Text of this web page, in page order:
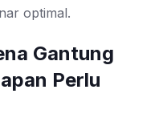
optimal.
Gantung
Perlu